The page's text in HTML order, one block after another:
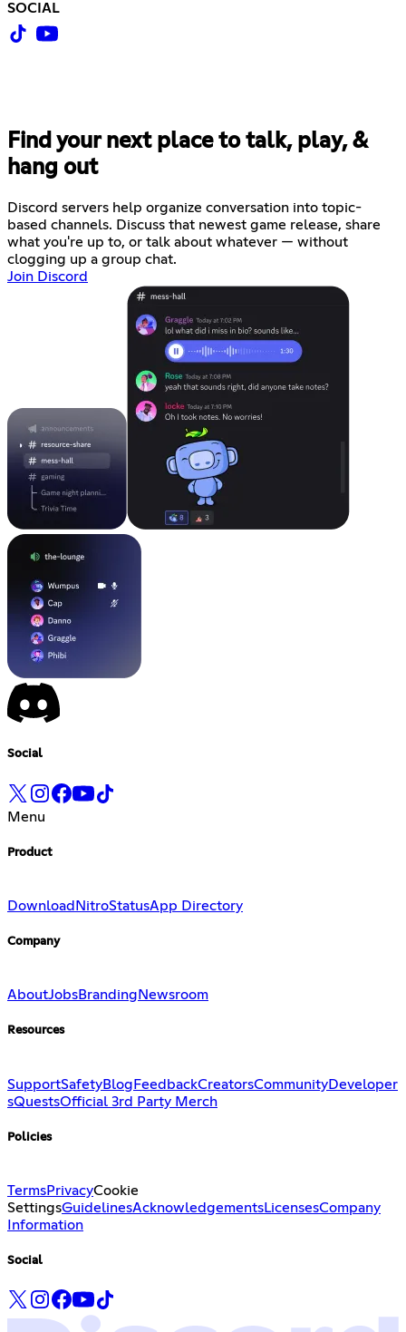
SOCIAL
Find your next place to talk, play, &
hang out
Discord servers help organize conversation into topic-
based channels. Discuss that newest game release, share
what you're up to, or talk about whatever — without
clogging up a group chat.
Join Discord
Social
Menu
Product
Download NitroStatusApp Directory
Company
AboutJobsBranding Newsroom
Resources
SupportSafetyBlogFeedbackCreatorsCommunityDeveloper
sQuestsOfficial 3rd Party Merch
Policies
TermsPrivacyCookie
SettingsGuidelinesAcknowledgementsLicensesCompany
Information
Social